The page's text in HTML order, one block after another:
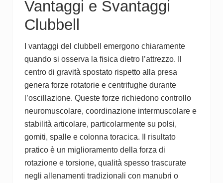
Vantaggi e Svantaggi
Clubbell
I vantaggi del clubbell emergono chiaramente
quando si osserva la fisica dietro l’attrezzo. Il
centro di gravità spostato rispetto alla presa
genera forze rotatorie e centrifughe durante
l’oscillazione. Queste forze richiedono controllo
neuromuscolare, coordinazione intermuscolare e
stabilità articolare, particolarmente su polsi,
gomiti, spalle e colonna toracica. Il risultato
pratico è un miglioramento della forza di
rotazione e torsione, qualità spesso trascurate
negli allenamenti tradizionali con manubri o